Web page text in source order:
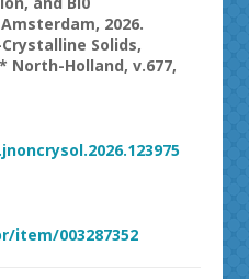
2026.
Crystalline Solids,
North-Holland, v.677,
item/003287352